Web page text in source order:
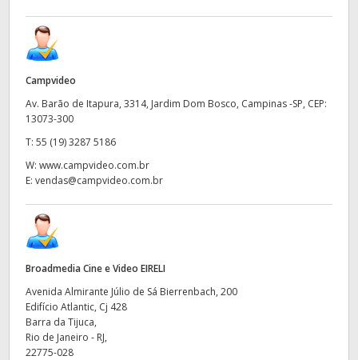
Campvideo
Av. Barão de Itapura, 3314, Jardim Dom Bosco, Campinas -SP, CEP:
13073-300​​
T: 55 (19) 3287 5186
W: www.campvideo.com.br
E: vendas@campvideo.com.br
Broadmedia Cine e Video EIRELI
Avenida Almirante Júlio de Sá Bierrenbach, 200
Edifício Atlantic, Cj 428
Barra da Tijuca,
Rio de Janeiro - RJ,
22775-028